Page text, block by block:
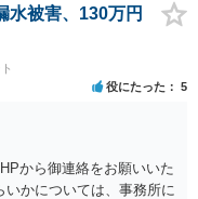
の記載内容から明らかな
連絡し、引き続き訴訟も
らかになったところで、
状の受領を促すこともあ
と、実際の本人性が明ら
円の請求で代理人弁護士
明らかにしないでしょ
）から、相手の住所等の
す。 以上、ご参考まで。
水被害、130万円
役にたった 5
から御連絡をお願いいた
かについては、事務所に